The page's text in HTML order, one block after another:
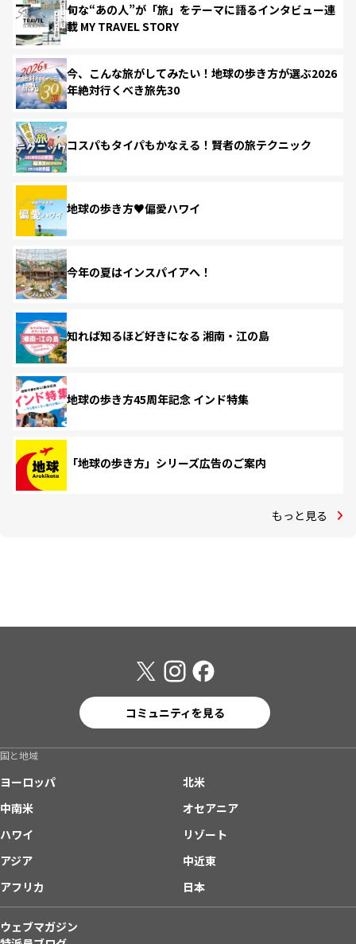
旬な“あの人”が「旅」をテーマに語るインタビュー連
載 MY TRAVEL STORY
今、こんな旅がしてみたい！地球の歩き方が選ぶ2026
年絶対行くべき旅先30
コスパもタイパもかなえる！賢者の旅テクニック
地球の歩き方♥偏愛ハワイ
今年の夏はインスパイアへ！
知れば知るほど好きになる 湘南・江の島
地球の歩き方45周年記念 インド特集
「地球の歩き方」シリーズ広告のご案内
もっと見る
コミュニティを見る
国と地域
ヨーロッパ
北米
中南米
オセアニア
ハワイ
リゾート
アジア
中近東
アフリカ
日本
ウェブマガジン